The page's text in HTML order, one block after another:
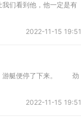
到他，他一定是有
2022-11-15 19:51
便停了下来。 劲
2022-11-15 19:51